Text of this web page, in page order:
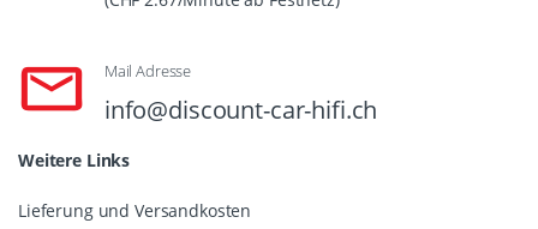
Mail Adresse
info@discount-car-hifi.ch
Weitere Links
Lieferung und Versandkosten